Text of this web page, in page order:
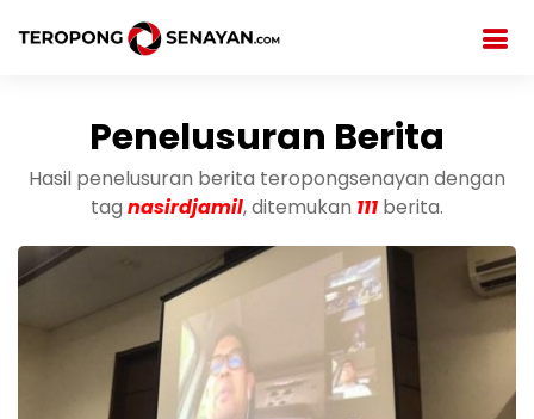
Penelusuran Berita
Hasil penelusuran berita teropongsenayan dengan
tag nasirdjamil, ditemukan 111 berita.